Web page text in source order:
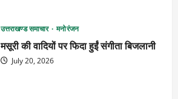
उत्तराखण्ड समाचार मनोरंजन
मसूरी की वादियों पर फिदा हुईं संगीता बिजलानी
July 20, 2026